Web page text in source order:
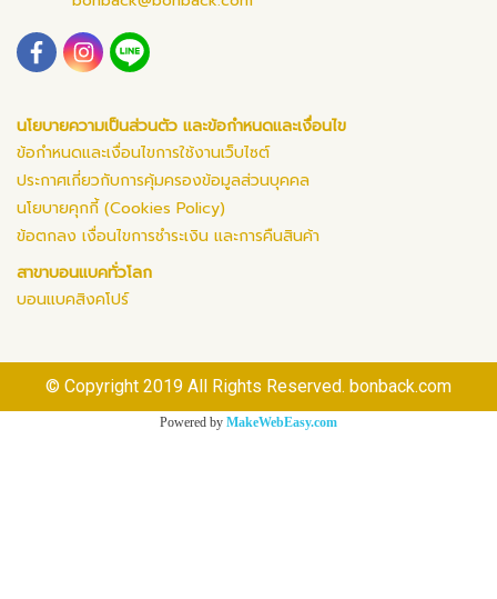
นโยบายความเป็นส่วนตัว และข้อกำหนดและเงื่อนไข
ข้อกำหนดและเงื่อนไขการใช้งานเว็บไซต์
ประกาศเกี่ยวกับการคุ้มครองข้อมูลส่วนบุคคล
นโยบายคุกกี้ (Cookies Policy)
ข้อตกลง เงื่อนไขการชำระเงิน และการคืนสินค้า
สาขาบอนแบคทั่วโลก
บอนแบคสิงคโปร์
© Copyright 2019 All Rights Reserved. bonback.com
Powered by MakeWebEasy.com